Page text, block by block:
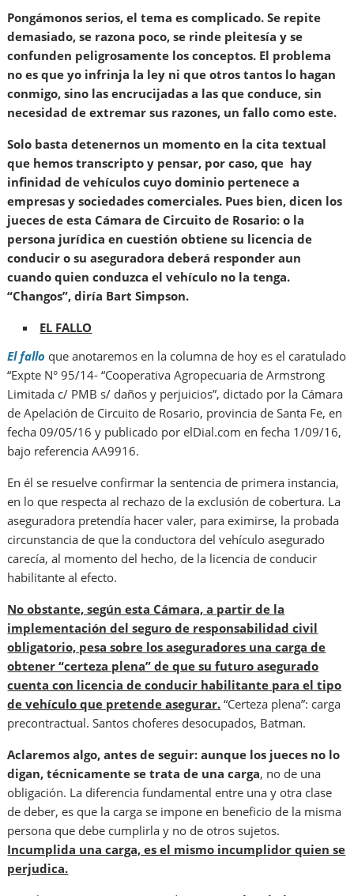
Pongámonos serios, el tema es complicado. Se repite
demasiado, se razona poco, se rinde pleitesía y se
confunden peligrosamente los conceptos. El problema
no es que yo infrinja la ley ni que otros tantos lo hagan
conmigo, sino las encrucijadas a las que conduce, sin
necesidad de extremar sus razones, un fallo como este.
Solo basta detenernos un momento en la cita textual
que hemos transcripto y pensar, por caso, que hay
infinidad de vehículos cuyo dominio pertenece a
empresas y sociedades comerciales. Pues bien, dicen los
jueces de esta Cámara de Circuito de Rosario: o la
persona jurídica en cuestión obtiene su licencia de
conducir o su aseguradora deberá responder aun
cuando quien conduzca el vehículo no la tenga.
“Changos”, diría Bart Simpson.
EL FALLO
El fallo que anotaremos en la columna de hoy es el caratulado
“Expte N° 95/14- “Cooperativa Agropecuaria de Armstrong
Limitada c/ PMB s/ daños y perjuicios”, dictado por la Cámara
de Apelación de Circuito de Rosario, provincia de Santa Fe, en
fecha 09/05/16 y publicado por elDial.com en fecha 1/09/16,
bajo referencia AA9916.
En él se resuelve confirmar la sentencia de primera instancia,
en lo que respecta al rechazo de la exclusión de cobertura. La
aseguradora pretendía hacer valer, para eximirse, la probada
circunstancia de que la conductora del vehículo asegurado
carecía, al momento del hecho, de la licencia de conducir
habilitante al efecto.
No obstante, según esta Cámara, a partir de la
implementación del seguro de responsabilidad civil
obligatorio, pesa sobre los aseguradores una carga de
obtener “certeza plena” de que su futuro asegurado
cuenta con licencia de conducir habilitante para el tipo
de vehículo que pretende asegurar. “Certeza plena”: carga
precontractual. Santos choferes desocupados, Batman.
Aclaremos algo, antes de seguir: aunque los jueces no lo
digan, técnicamente se trata de una carga, no de una
obligación. La diferencia fundamental entre una y otra clase
de deber, es que la carga se impone en beneficio de la misma
persona que debe cumplirla y no de otros sujetos.
Incumplida una carga, es el mismo incumplidor quien se
perjudica.